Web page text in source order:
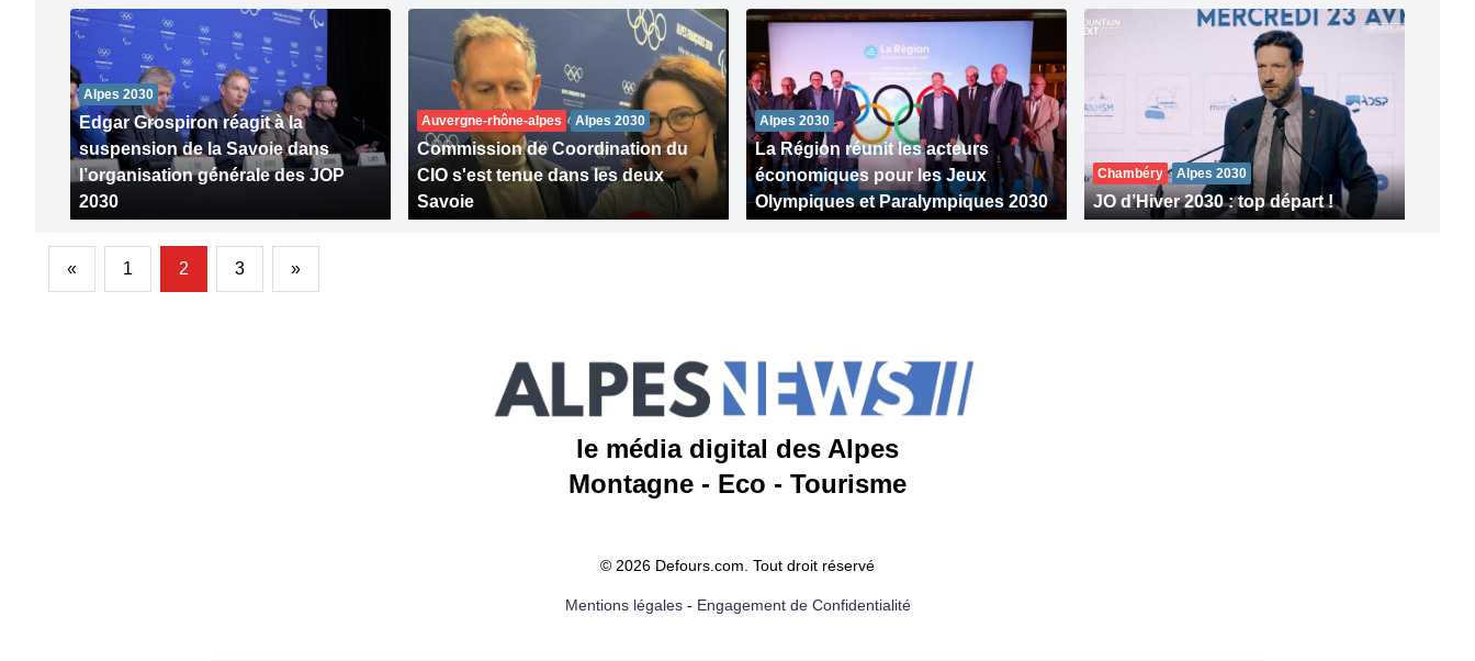
Alpes 2030
Edgar Grospiron réagit à la
suspension de la Savoie dans
l’organisation générale des JOP
2030
Auvergne-rhône-alpes Alpes 2030
Commission de Coordination du
CIO s'est tenue dans les deux
Savoie
Alpes 2030
La Région réunit les acteurs
économiques pour les Jeux
Olympiques et Paralympiques 2030
Chambéry Alpes 2030
JO d’Hiver 2030 : top départ !
« 1 2 3 »
le média digital des Alpes
Montagne - Eco - Tourisme
© 2026 Defours.com. Tout droit réservé
Mentions légales- Engagement de Confidentialité